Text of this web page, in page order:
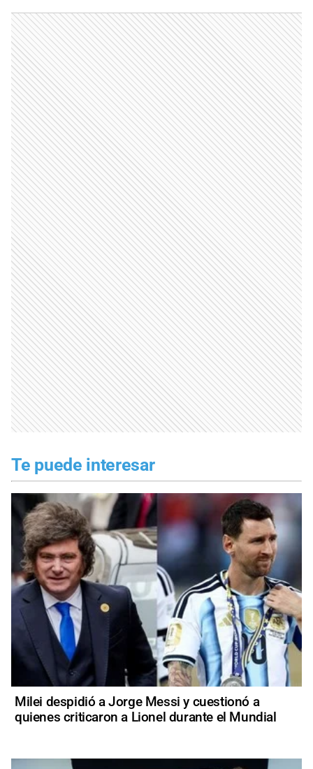
Te puede interesar
Milei despidió a Jorge Messi y cuestionó a
quienes criticaron a Lionel durante el Mundial